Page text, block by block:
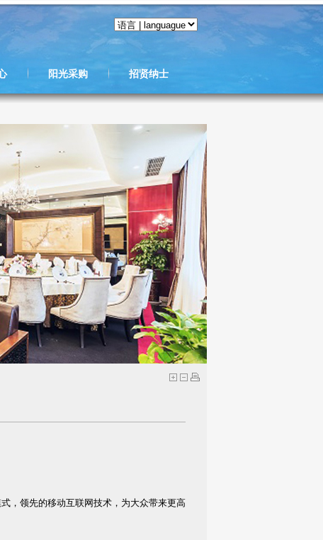
阳光采购 招贤纳士
，领先的移动互联网技术，为大众带来更高